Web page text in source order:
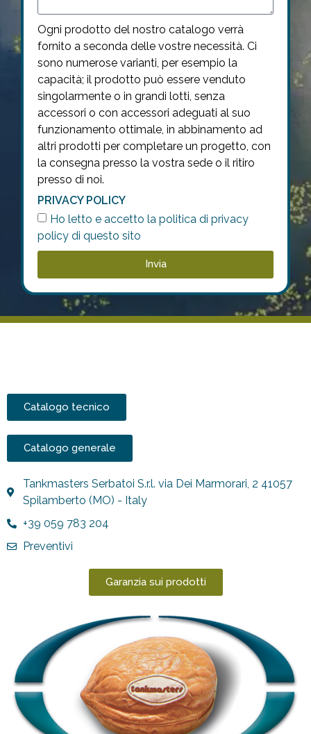
Ogni prodotto del nostro catalogo verrà
fornito a seconda delle vostre necessità. Ci
sono numerose varianti, per esempio la
capacità; il prodotto può essere venduto
singolarmente o in grandi lotti, senza
accessori o con accessori adeguati al suo
funzionamento ottimale, in abbinamento ad
altri prodotti per completare un progetto, con
la consegna presso la vostra sede o il ritiro
presso di noi.
PRIVACY POLICY
Ho letto e accetto la politica di privacy
policy di questo sito
Invia
Catalogo tecnico
Catalogo generale
Tankmasters Serbatoi S.r.l. via Dei Marmorari, 2 41057
Spilamberto (MO) - Italy
+39 059 783 204
Preventivi
Garanzia sui prodotti